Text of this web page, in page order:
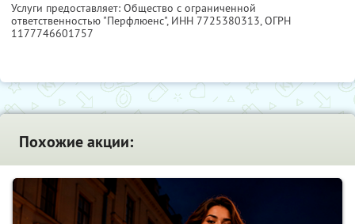
Услуги предоставляет: Общество с ограниченной
ответственностью "Перфлюенс", ИНН 7725380313, ОГРН
1177746601757
Похожие акции: